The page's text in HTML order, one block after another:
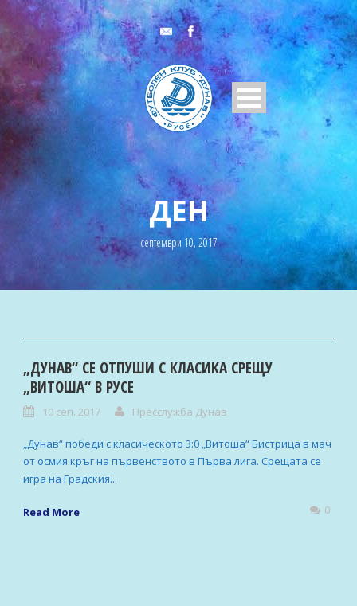
ДЕН
септември 10, 2017
„ДУНАВ“ СЕ ОТПУШИ С КЛАСИКА СРЕЩУ
„ВИТОША“ В РУСЕ
10 сеп. 2017 Пресслужба Дунав
„Дунав“ победи с класическото 3:0 „Витоша“ Бистрица в мач
от осмия кръг на първенството в Първа лига. Срещата се
игра на Градския...
Read More 0